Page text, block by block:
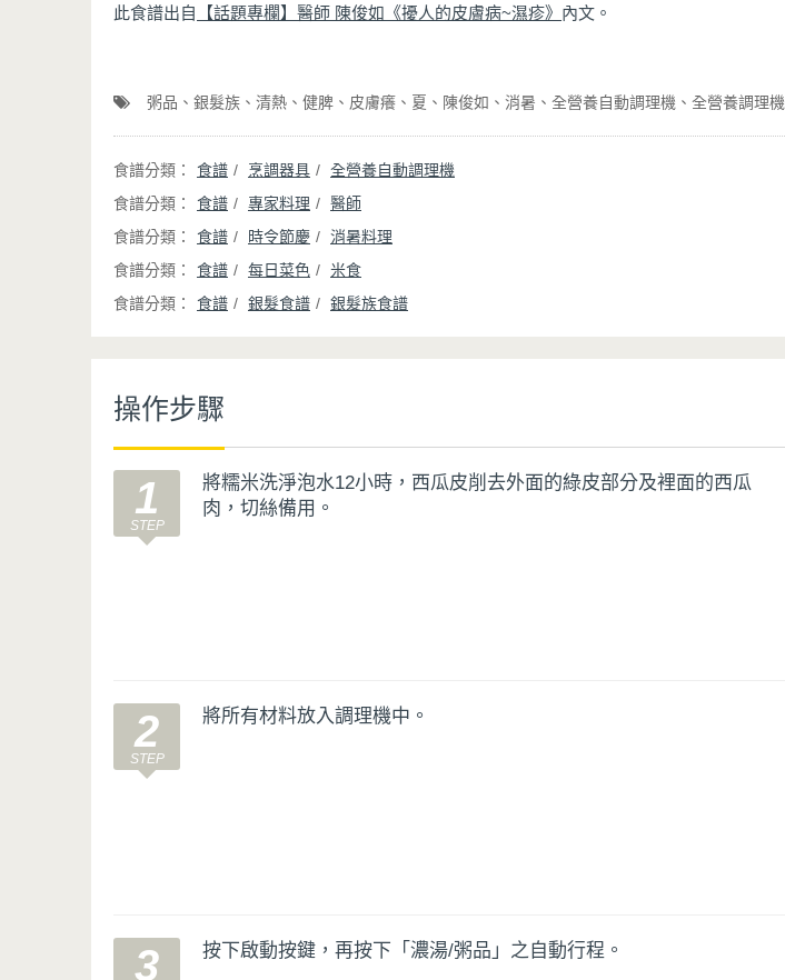
此食譜出自
【話題專欄】醫師 陳俊如《擾人的皮膚病~濕疹》 內文。
粥品 銀髮族 清熱 健脾 皮膚癢 夏 陳俊如 消暑 全營養自動調理機 全營養調理機
食譜 烹調器具
全營養自動調理機
食譜
專家料理
醫師
食譜
時令節慶
消暑料理
食譜
每日菜色
米食
食譜
銀髮食譜 銀髮族食譜
操作步驟
1
將糯米洗淨泡水12小時，西瓜皮削去外面的綠皮部分及裡面的西瓜
肉，切絲備用。
2 將所有材料放入調理機中。
3 按下啟動按鍵，再按下「濃湯/粥品」之自動行程。